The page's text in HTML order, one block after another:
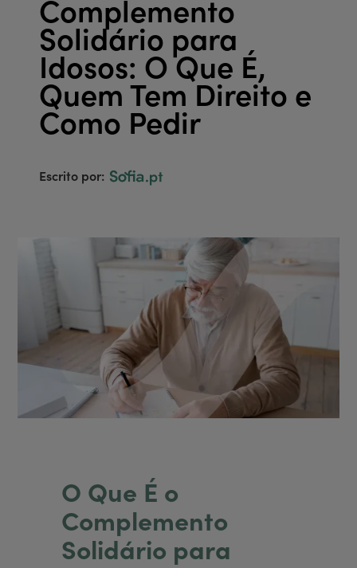
Complemento
Solidário para
Idosos: O Que É,
Quem Tem Direito e
Como Pedir
Escrito por:
O Que É o
Complemento
Solidário para